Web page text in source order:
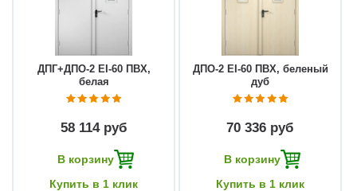
ДПГ+ДПО-2 EI-60 ПВХ,
белая
58 114 руб
В корзину
Купить в 1 клик
ДПО-2 EI-60 ПВХ, беленый
дуб
70 336 руб
В корзину
Купить в 1 клик